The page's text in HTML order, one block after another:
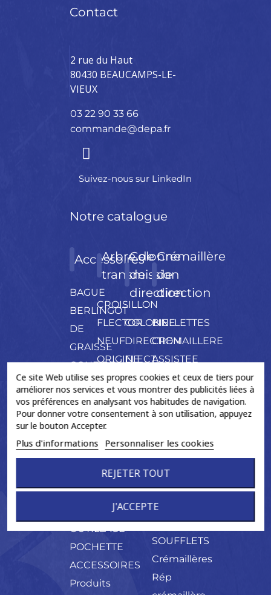
Ce site Web utilise ses propres cookies et ceux de tiers pour
améliorer nos services et vous montrer des publicités liées à
vos préférences en analysant vos habitudes de navigation.
Pour donner votre consentement à son utilisation, appuyez
sur le bouton Accepter.
Plus d'informations Personnaliser les cookies
REJETER TOUT
J'ACCEPTE
Contact
2 rue du Haut
80430 BEAUCAMPS-LE-
VIEUX
03 22 90 33 66
commande@depa.fr
Suivez-nous sur LinkedIn
Notre catalogue
Accessoires
BAGUE
BERLINGOT
DE
GRAISSE
CONE DE
MONTAGE
CONES
NEUF
COURONNE
ABS
AIMANTE
FIXATION
OUTILLAGE
POCHETTE
ACCESSOIRES
Produits
Arbre de
transmission
CROISILLON
FLECTOR
NEUF
ORIGINE
ARBRE
PALIER
Colonne
de
direction
COLONNE
DIRECTION
ELECT.
Crémaillère
de
direction
BIELLETTES
CREMAILLERE
ASSISTEE
ECH.
CREMAILLERE
MECANIQUE
Crémaillères
Ass.
Eléctriques
DISTRIBUTEUR
KITS
SOUFFLETS
Crémaillères
Rép